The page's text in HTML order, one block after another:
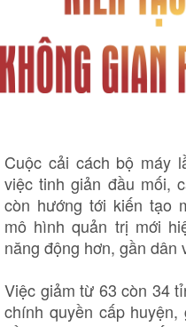
Thể thao
eSports
Hậu trường
Cuộc cải cách bộ máy
việc tinh giản đầu mối,
còn hướng tới kiến tạo
mô hình quản trị mới
năng động hơn, gần dân
Việc giảm từ 63 còn 34
chính quyền cấp